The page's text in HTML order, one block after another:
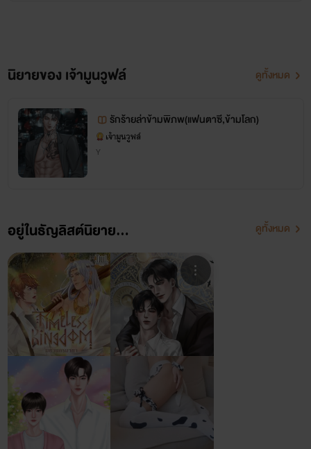
นิยายของ เจ้ามูนวูฟล์ ดูทั้งหมด
รักร้ายล่าข้ามพิภพ(แฟนตาซี,ข้ามโลก)
เจ้ามูนวูฟล์
Y
อยู่ในธัญลิสต์นิยาย... ดูทั้งหมด